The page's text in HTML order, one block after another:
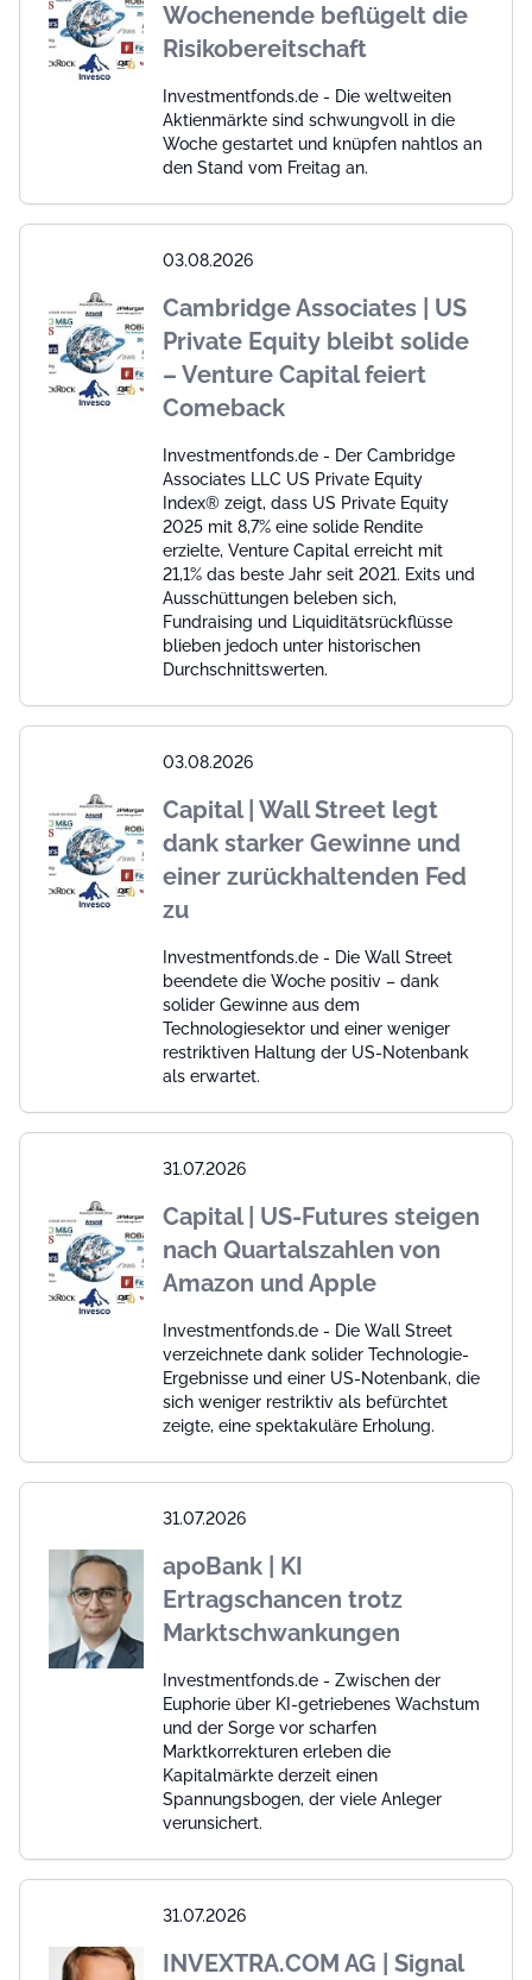
Wochenende beflügelt die
Risikobereitschaft
Investmentfonds.de - Die weltweiten
Aktienmärkte sind schwungvoll in die
Woche gestartet und knüpfen nahtlos an
den Stand vom Freitag an.
03.08.2026
Cambridge Associates | US
Private Equity bleibt solide
– Venture Capital feiert
Comeback
Investmentfonds.de - Der Cambridge
Associates LLC US Private Equity
Index® zeigt, dass US Private Equity
2025 mit 8,7% eine solide Rendite
erzielte, Venture Capital erreicht mit
21,1% das beste Jahr seit 2021. Exits und
Ausschüttungen beleben sich,
Fundraising und Liquiditätsrückflüsse
blieben jedoch unter historischen
Durchschnittswerten.
03.08.2026
Capital | Wall Street legt
dank starker Gewinne und
einer zurückhaltenden Fed
zu
Investmentfonds.de - Die Wall Street
beendete die Woche positiv – dank
solider Gewinne aus dem
Technologiesektor und einer weniger
restriktiven Haltung der US-Notenbank
als erwartet.
31.07.2026
Capital | US-Futures steigen
nach Quartalszahlen von
Amazon und Apple
Investmentfonds.de - Die Wall Street
verzeichnete dank solider Technologie-
Ergebnisse und einer US-Notenbank, die
sich weniger restriktiv als befürchtet
zeigte, eine spektakuläre Erholung.
31.07.2026
apoBank | KI
Ertragschancen trotz
Marktschwankungen
Investmentfonds.de - Zwischen der
Euphorie über KI-getriebenes Wachstum
und der Sorge vor scharfen
Marktkorrekturen erleben die
Kapitalmärkte derzeit einen
Spannungsbogen, der viele Anleger
verunsichert.
31.07.2026
INVEXTRA.COM AG | Signal